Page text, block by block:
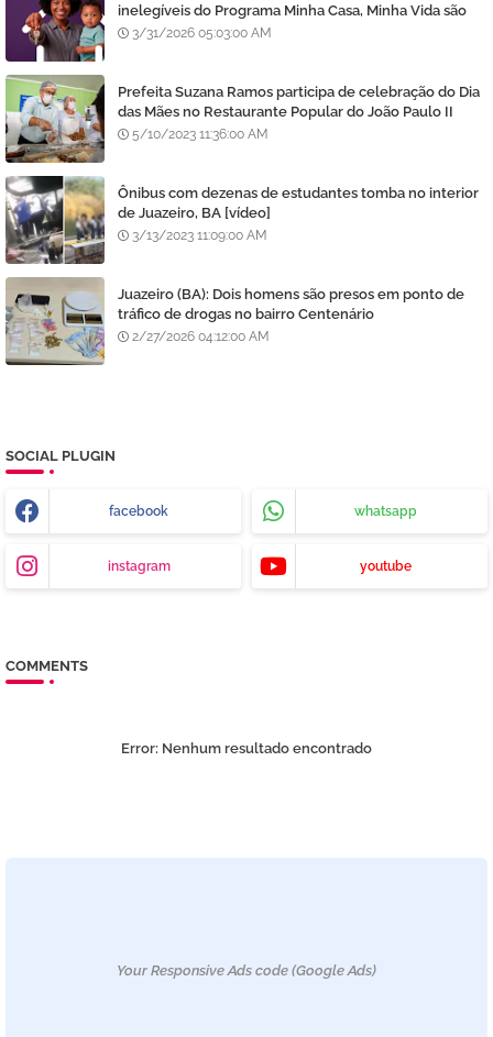
inelegíveis do Programa Minha Casa, Minha Vida são
divulgadas
3/31/2026 05:03:00 AM
Prefeita Suzana Ramos participa de celebração do Dia
das Mães no Restaurante Popular do João Paulo II
5/10/2023 11:36:00 AM
Ônibus com dezenas de estudantes tomba no interior
de Juazeiro, BA [vídeo]
3/13/2023 11:09:00 AM
Juazeiro (BA): Dois homens são presos em ponto de
tráfico de drogas no bairro Centenário
2/27/2026 04:12:00 AM
SOCIAL PLUGIN
facebook whatsapp
instagram youtube
COMMENTS
Error: Nenhum resultado encontrado
Your Responsive Ads code (Google Ads)